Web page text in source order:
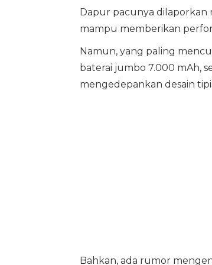
Dapur pacunya dilaporkan
mampu memberikan
Namun, yang paling
baterai jumbo 7.000 mAh,
mengedepankan desain
Bahkan, ada rumor